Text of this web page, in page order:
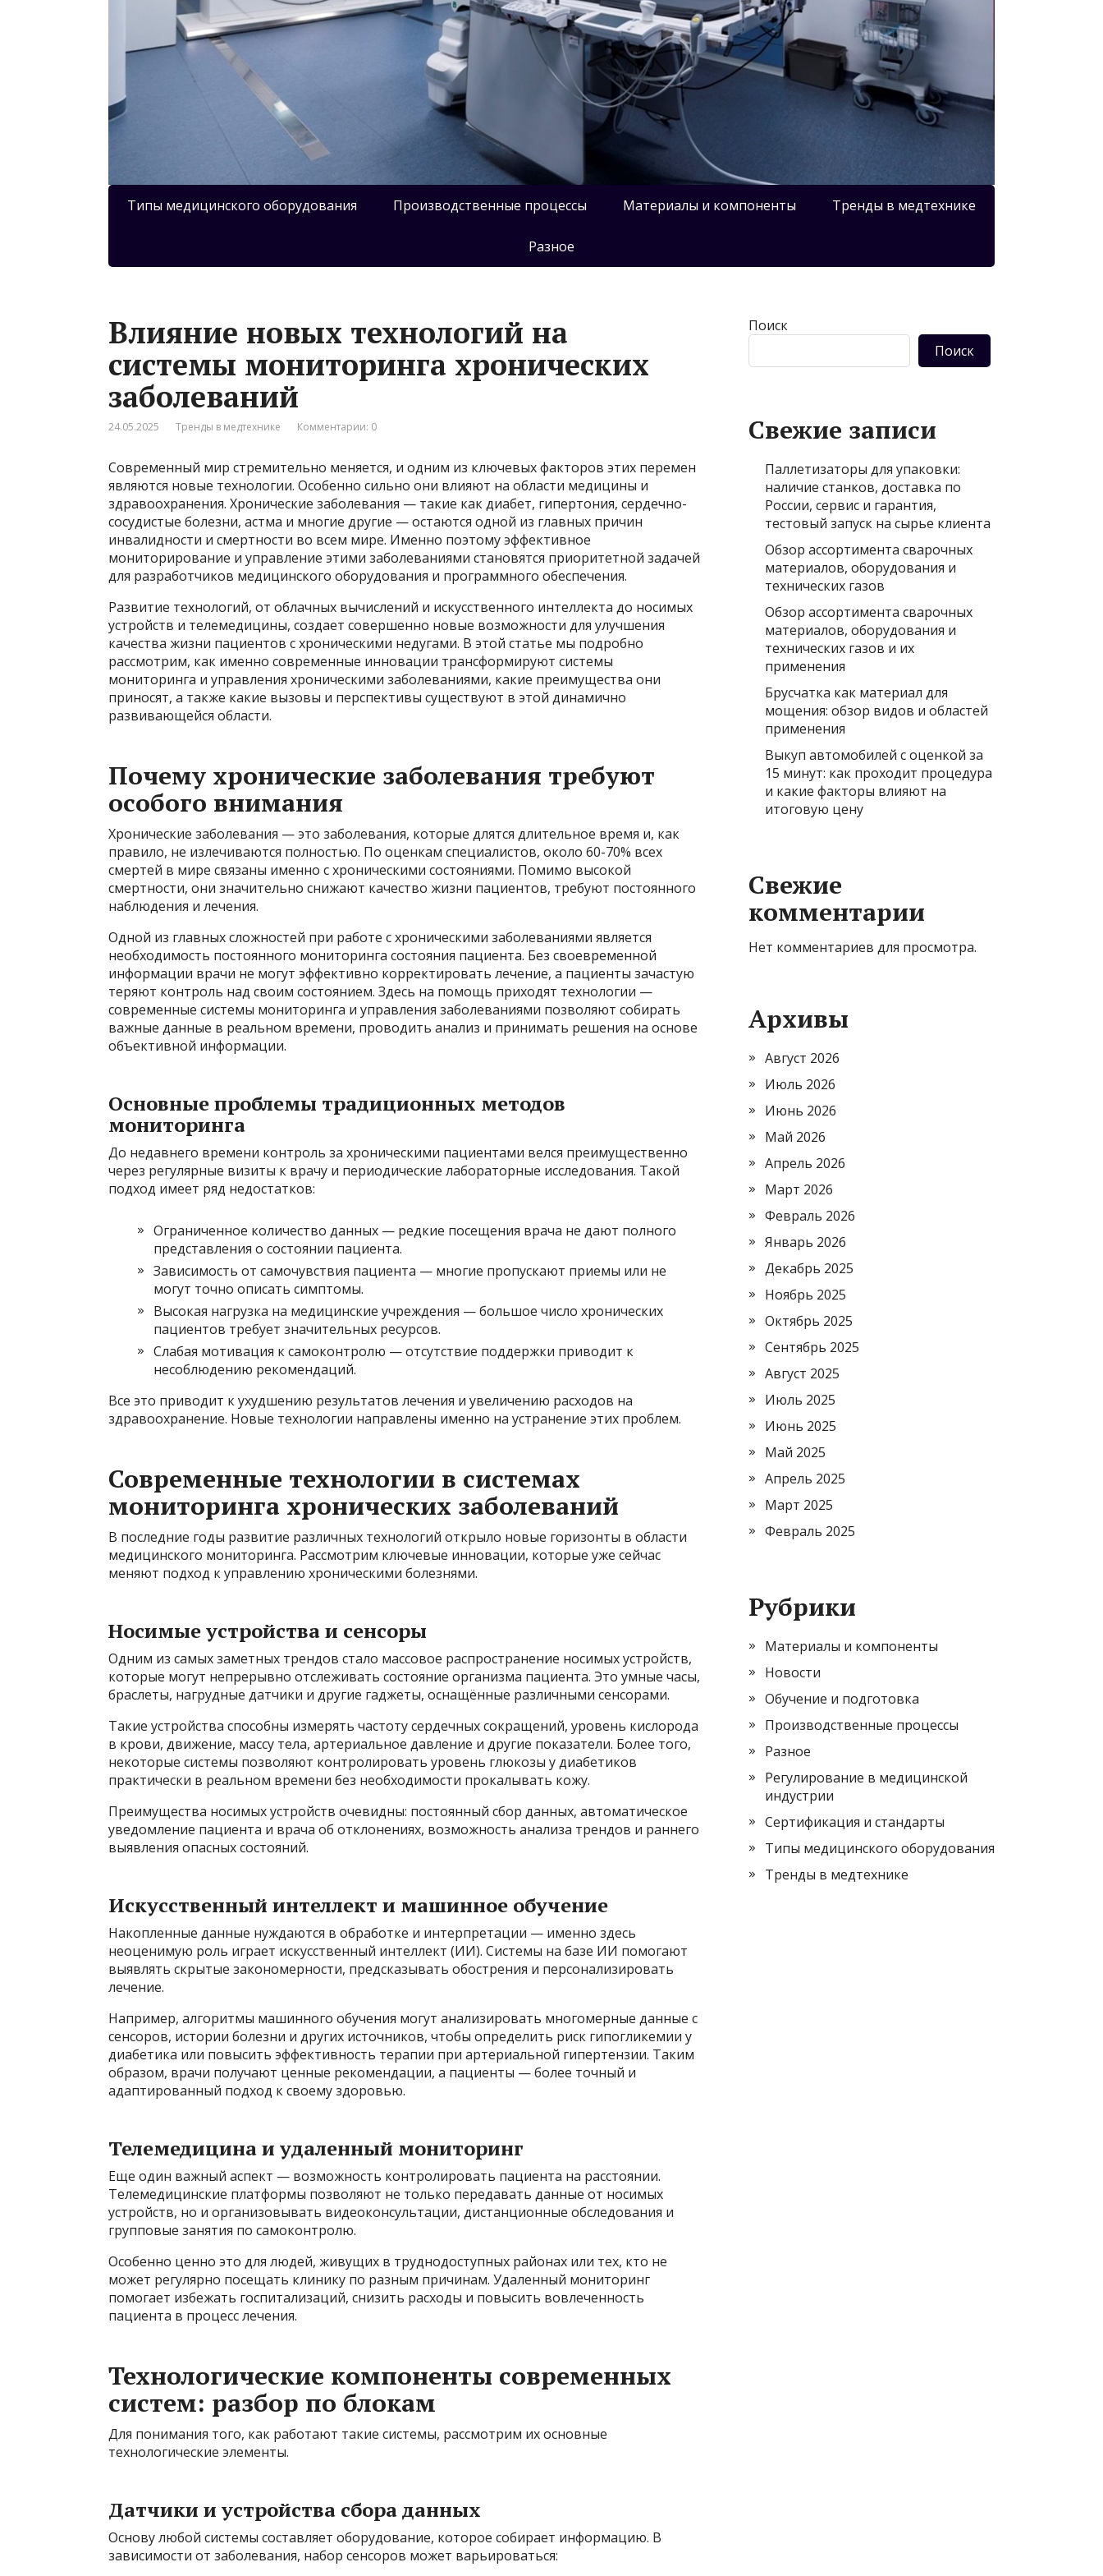
Типы медицинского оборудования Производственные процессы Материалы и компоненты Тренды в медтехнике
Разное
Влияние новых технологий на
системы мониторинга хронических
заболеваний
24.05.2025 Тренды в медтехнике Комментарии: 0
Современный мир стремительно меняется, и одним из ключевых факторов этих перемен
являются новые технологии. Особенно сильно они влияют на области медицины и
здравоохранения. Хронические заболевания — такие как диабет, гипертония, сердечно-
сосудистые болезни, астма и многие другие — остаются одной из главных причин
инвалидности и смертности во всем мире. Именно поэтому эффективное
мониторирование и управление этими заболеваниями становятся приоритетной задачей
для разработчиков медицинского оборудования и программного обеспечения.
Развитие технологий, от облачных вычислений и искусственного интеллекта до носимых
устройств и телемедицины, создает совершенно новые возможности для улучшения
качества жизни пациентов с хроническими недугами. В этой статье мы подробно
рассмотрим, как именно современные инновации трансформируют системы
мониторинга и управления хроническими заболеваниями, какие преимущества они
приносят, а также какие вызовы и перспективы существуют в этой динамично
развивающейся области.
Почему хронические заболевания требуют
особого внимания
Хронические заболевания — это заболевания, которые длятся длительное время и, как
правило, не излечиваются полностью. По оценкам специалистов, около 60-70% всех
смертей в мире связаны именно с хроническими состояниями. Помимо высокой
смертности, они значительно снижают качество жизни пациентов, требуют постоянного
наблюдения и лечения.
Одной из главных сложностей при работе с хроническими заболеваниями является
необходимость постоянного мониторинга состояния пациента. Без своевременной
информации врачи не могут эффективно корректировать лечение, а пациенты зачастую
теряют контроль над своим состоянием. Здесь на помощь приходят технологии —
современные системы мониторинга и управления заболеваниями позволяют собирать
важные данные в реальном времени, проводить анализ и принимать решения на основе
объективной информации.
Основные проблемы традиционных методов
мониторинга
До недавнего времени контроль за хроническими пациентами велся преимущественно
через регулярные визиты к врачу и периодические лабораторные исследования. Такой
подход имеет ряд недостатков:
Ограниченное количество данных — редкие посещения врача не дают полного
представления о состоянии пациента.
Зависимость от самочувствия пациента — многие пропускают приемы или не
могут точно описать симптомы.
Высокая нагрузка на медицинские учреждения — большое число хронических
пациентов требует значительных ресурсов.
Слабая мотивация к самоконтролю — отсутствие поддержки приводит к
несоблюдению рекомендаций.
Все это приводит к ухудшению результатов лечения и увеличению расходов на
здравоохранение. Новые технологии направлены именно на устранение этих проблем.
Современные технологии в системах
мониторинга хронических заболеваний
В последние годы развитие различных технологий открыло новые горизонты в области
медицинского мониторинга. Рассмотрим ключевые инновации, которые уже сейчас
меняют подход к управлению хроническими болезнями.
Носимые устройства и сенсоры
Одним из самых заметных трендов стало массовое распространение носимых устройств,
которые могут непрерывно отслеживать состояние организма пациента. Это умные часы,
браслеты, нагрудные датчики и другие гаджеты, оснащённые различными сенсорами.
Такие устройства способны измерять частоту сердечных сокращений, уровень кислорода
в крови, движение, массу тела, артериальное давление и другие показатели. Более того,
некоторые системы позволяют контролировать уровень глюкозы у диабетиков
практически в реальном времени без необходимости прокалывать кожу.
Преимущества носимых устройств очевидны: постоянный сбор данных, автоматическое
уведомление пациента и врача об отклонениях, возможность анализа трендов и раннего
выявления опасных состояний.
Искусственный интеллект и машинное обучение
Накопленные данные нуждаются в обработке и интерпретации — именно здесь
неоценимую роль играет искусственный интеллект (ИИ). Системы на базе ИИ помогают
выявлять скрытые закономерности, предсказывать обострения и персонализировать
лечение.
Например, алгоритмы машинного обучения могут анализировать многомерные данные с
сенсоров, истории болезни и других источников, чтобы определить риск гипогликемии у
диабетика или повысить эффективность терапии при артериальной гипертензии. Таким
образом, врачи получают ценные рекомендации, а пациенты — более точный и
адаптированный подход к своему здоровью.
Телемедицина и удаленный мониторинг
Еще один важный аспект — возможность контролировать пациента на расстоянии.
Телемедицинские платформы позволяют не только передавать данные от носимых
устройств, но и организовывать видеоконсультации, дистанционные обследования и
групповые занятия по самоконтролю.
Особенно ценно это для людей, живущих в труднодоступных районах или тех, кто не
может регулярно посещать клинику по разным причинам. Удаленный мониторинг
помогает избежать госпитализаций, снизить расходы и повысить вовлеченность
пациента в процесс лечения.
Технологические компоненты современных
систем: разбор по блокам
Для понимания того, как работают такие системы, рассмотрим их основные
технологические элементы.
Датчики и устройства сбора данных
Основу любой системы составляет оборудование, которое собирает информацию. В
зависимости от заболевания, набор сенсоров может варьироваться:
Поиск
Поиск
Свежие записи
Паллетизаторы для упаковки:
наличие станков, доставка по
России, сервис и гарантия,
тестовый запуск на сырье клиента
Обзор ассортимента сварочных
материалов, оборудования и
технических газов
Обзор ассортимента сварочных
материалов, оборудования и
технических газов и их
применения
Брусчатка как материал для
мощения: обзор видов и областей
применения
Выкуп автомобилей с оценкой за
15 минут: как проходит процедура
и какие факторы влияют на
итоговую цену
Свежие
комментарии
Нет комментариев для просмотра.
Архивы
Август 2026
Июль 2026
Июнь 2026
Май 2026
Апрель 2026
Март 2026
Февраль 2026
Январь 2026
Декабрь 2025
Ноябрь 2025
Октябрь 2025
Сентябрь 2025
Август 2025
Июль 2025
Июнь 2025
Май 2025
Апрель 2025
Март 2025
Февраль 2025
Рубрики
Материалы и компоненты
Новости
Обучение и подготовка
Производственные процессы
Разное
Регулирование в медицинской
индустрии
Сертификация и стандарты
Типы медицинского оборудования
Тренды в медтехнике